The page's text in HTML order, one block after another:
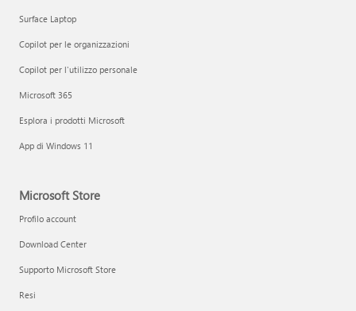
Surface Laptop
Copilot per le organizzazioni
Copilot per l'utilizzo personale
Microsoft 365
Esplora i prodotti Microsoft
App di Windows 11
Microsoft Store
Profilo account
Download Center
Supporto Microsoft Store
Resi